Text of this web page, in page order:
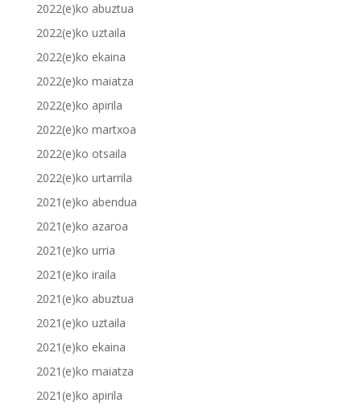
2022(e)ko abuztua
2022(e)ko uztaila
2022(e)ko ekaina
2022(e)ko maiatza
2022(e)ko apirila
2022(e)ko martxoa
2022(e)ko otsaila
2022(e)ko urtarrila
2021(e)ko abendua
2021(e)ko azaroa
2021(e)ko urria
2021(e)ko iraila
2021(e)ko abuztua
2021(e)ko uztaila
2021(e)ko ekaina
2021(e)ko maiatza
2021(e)ko apirila